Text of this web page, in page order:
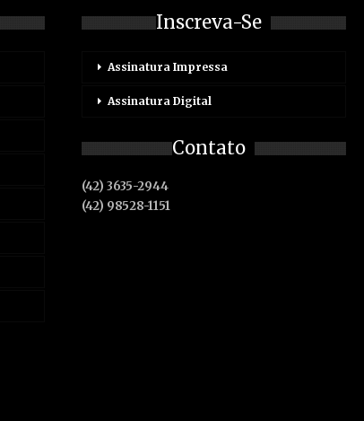
Inscreva-Se
Assinatura Impressa
Assinatura Digital
Contato
(42) 3635-2944
(42) 98528-1151